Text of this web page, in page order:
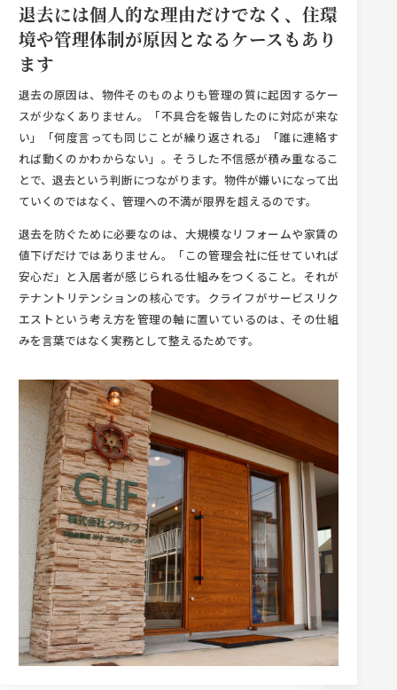
退去には個人的な理由だけでなく、住環
境や管理体制が原因となるケースもあり
ます
退去の原因は、物件そのものよりも管理の質に起因するケー
スが少なくありません。「不具合を報告したのに対応が来な
い」「何度言っても同じことが繰り返される」「誰に連絡す
れば動くのかわからない」。そうした不信感が積み重なるこ
とで、退去という判断につながります。物件が嫌いになって出
ていくのではなく、管理への不満が限界を超えるのです。
退去を防ぐために必要なのは、大規模なリフォームや家賃の
値下げだけではありません。「この管理会社に任せていれば
安心だ」と入居者が感じられる仕組みをつくること。それが
テナントリテンションの核心です。クライフがサービスリク
エストという考え方を管理の軸に置いているのは、その仕組
みを言葉ではなく実務として整えるためです。